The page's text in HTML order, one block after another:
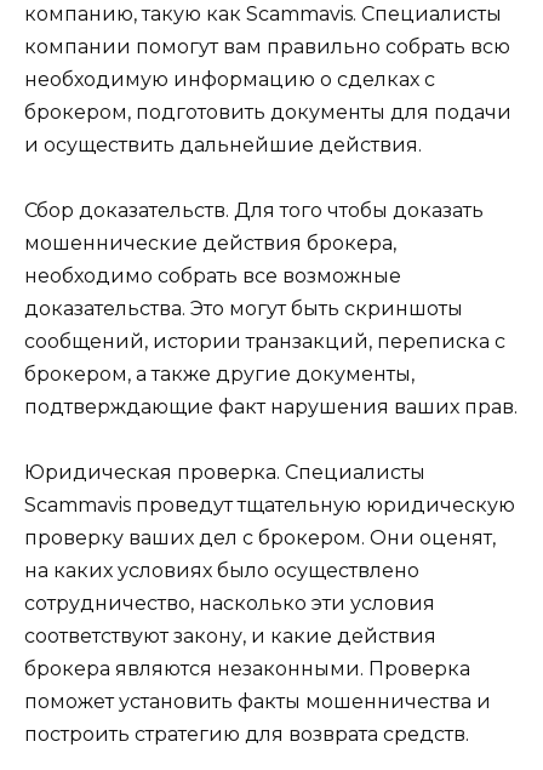
компанию, такую как Scammavis. Специалисты
компании помогут вам правильно собрать всю
необходимую информацию о сделках с
брокером, подготовить документы для подачи
и осуществить дальнейшие действия.
Сбор доказательств. Для того чтобы доказать
мошеннические действия брокера,
необходимо собрать все возможные
доказательства. Это могут быть скриншоты
сообщений, истории транзакций, переписка с
брокером, а также другие документы,
подтверждающие факт нарушения ваших прав.
Юридическая проверка. Специалисты
Scammavis проведут тщательную юридическую
проверку ваших дел с брокером. Они оценят,
на каких условиях было осуществлено
сотрудничество, насколько эти условия
соответствуют закону, и какие действия
брокера являются незаконными. Проверка
поможет установить факты мошенничества и
построить стратегию для возврата средств.